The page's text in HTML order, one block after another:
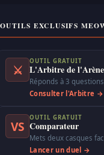
OUTILS EXCLUSIFS
⚔
OUTIL GRATUIT
L'Arbitre de l'Arène
Réponds à 3
Consulter l'Arbitre →
VS
OUTIL GRATUIT
Comparateur
Mets deux casques
Lancer un duel →